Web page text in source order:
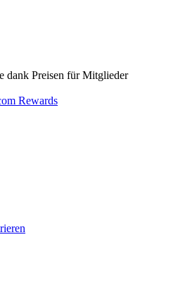
dank Preisen für Mitglieder
Rewards